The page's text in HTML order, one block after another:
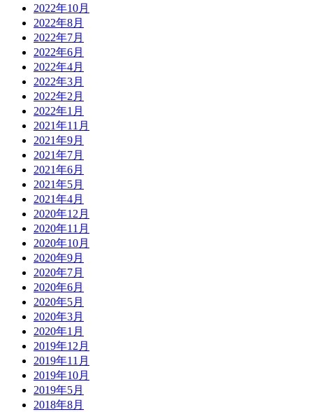
2022年10月
2022年8月
2022年7月
2022年6月
2022年4月
2022年3月
2022年2月
2022年1月
2021年11月
2021年9月
2021年7月
2021年6月
2021年5月
2021年4月
2020年12月
2020年11月
2020年10月
2020年9月
2020年7月
2020年6月
2020年5月
2020年3月
2020年1月
2019年12月
2019年11月
2019年10月
2019年5月
2018年8月